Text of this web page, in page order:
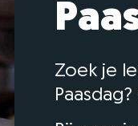
Zoek je